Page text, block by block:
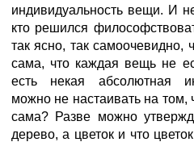
индивидуальность вещи. И
кто решился
так ясно, так самоочевидно,
сама, что каждая вещь не
есть некая абсолютная
можно не настаивать на том,
сама? Разве можно
дерево, а цветок и что